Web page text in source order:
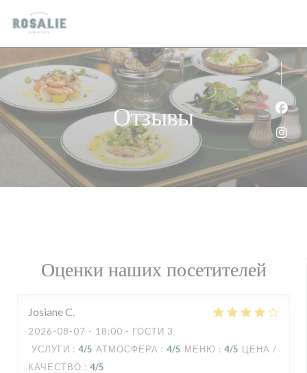
Панель управления cookies
Отзывы
Оценки наших посетителей
JosianeC
2026-08-07 - 18:00 - ГОСТИ 3
УСЛУГИ : 4/5 АТМОСФЕРА : 4/5 МЕНЮ : 4/5 ЦЕНА /
КАЧЕСТВО : 4/5